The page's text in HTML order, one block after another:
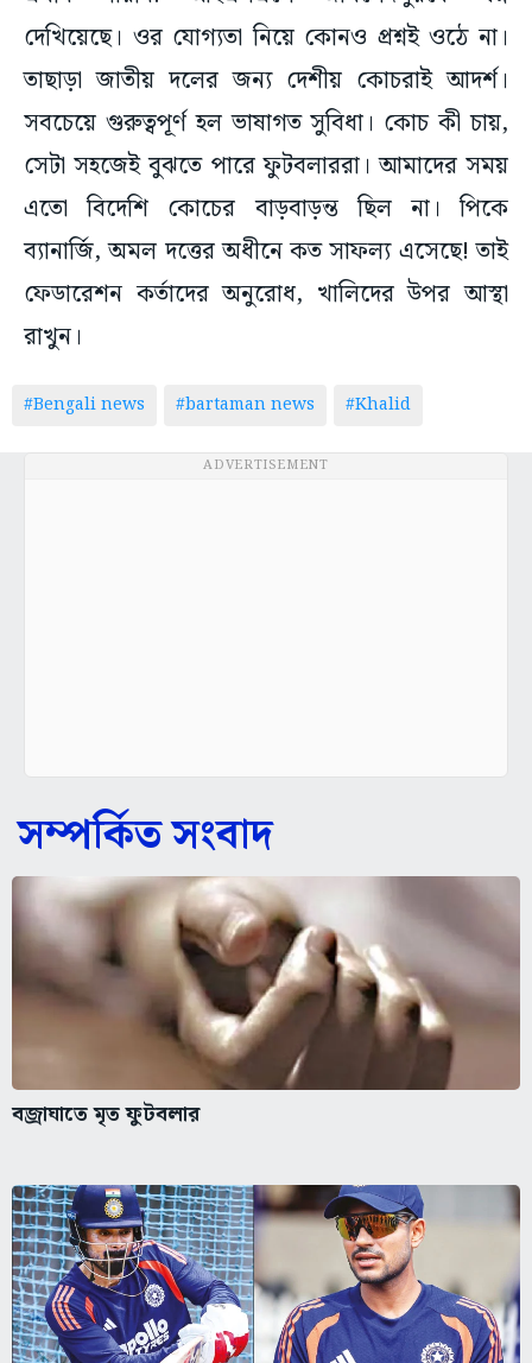
দেখিয়েছে। ওর যোগ্যতা নিয়ে কোনও প্রশ্নই ওঠে না।
তাছাড়া জাতীয় দলের জন্য দেশীয় কোচরাই আদর্শ।
সবচেয়ে গুরুত্বপূর্ণ হল ভাষাগত সুবিধা। কোচ কী চায়,
সেটা সহজেই বুঝতে পারে ফুটবলাররা। আমাদের সময়
এতো বিদেশি কোচের বাড়বাড়ন্ত ছিল না। পিকে
ব্যানার্জি, অমল দত্তের অধীনে কত সাফল্য এসেছে! তাই
ফেডারেশন কর্তাদের অনুরোধ, খালিদের উপর আস্থা
রাখুন।
#Bengali news #bartaman news #Khalid
ADVERTISEMENT
সম্পর্কিত সংবাদ
বজ্রাঘাতে মৃত ফুটবলার